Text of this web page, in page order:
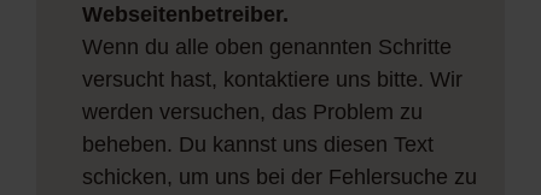
Webseitenbetreiber.
Wenn du alle oben genannten Schritte
versucht hast, kontaktiere uns bitte. Wir
werden versuchen, das Problem zu
beheben. Du kannst uns diesen Text
schicken, um uns bei der Fehlersuche zu